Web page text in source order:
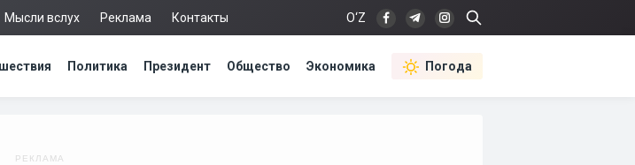
Мысли вслух Реклама Контакты O‘Z
Политика Президент Общество Экономика Погода